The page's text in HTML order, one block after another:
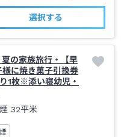
選択する
の家族旅行・【早
に焼き菓子引換券
1枚※添い寝幼児・
32平米